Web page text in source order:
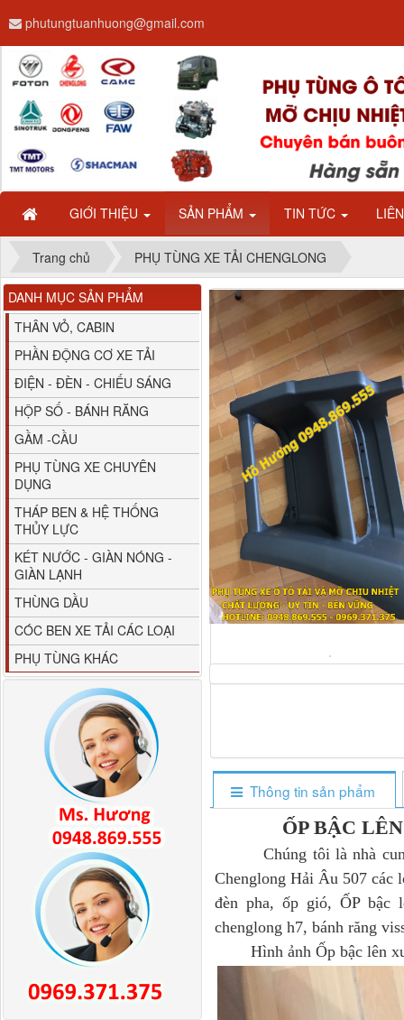
GIỚI THIỆU SẢN PHẨM TIN TỨC
phutungtuanhuong@gmail.com
Trang chủ PHỤ TÙNG XE TẢI CHENGLONG
Thông tin sản phẩm
ỐP BẬC
Chúng tôi là nhà
Chenglong Hải Âu 507 các
đèn pha, ốp gió, ỐP bậc
chenglong h7, bánh răng
Hình ảnh Ốp bậc lên
DANH MỤC SẢN PHẨM
THÂN VỎ, CABIN
PHẦN ĐỘNG CƠ XE TẢI
ĐIỆN - ĐÈN - CHIẾU SÁNG
HỘP SỐ - BÁNH RĂNG
GẦM -CẦU
PHỤ TÙNG XE CHUYÊN
DỤNG
THÁP BEN & HỆ THỐNG
THỦY LỰC
KÉT NƯỚC - GIÀN NÓNG -
GIÀN LẠNH
THÙNG DẦU
CÓC BEN XE TẢI CÁC LOẠI
PHỤ TÙNG KHÁC
Dây ga CAMC H08 dài
2.68m
Bình nước phụ
Chenglong hải âu...
80YHCB-60 Bơm xăng
dầu 60m3/h...
M4610162101A0 Tapbi
cửa Thaco...